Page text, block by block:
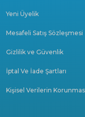
Yeni Üyelik
Mesafeli Satış Sözleşmesi
Gizlilik ve Güvenlik
İptal Ve İade Şartları
Kişisel Verilerin